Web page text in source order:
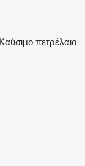
Καύσιμο πετρέλαιο